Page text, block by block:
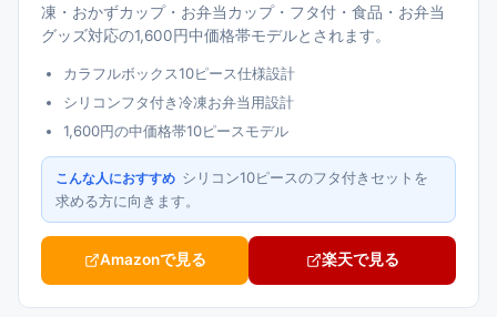
凍・おかずカップ・お弁当カップ・フタ付・食品・お弁当
グッズ対応の1,600円中価格帯モデルとされます。
カラフルボックス10ピース仕様設計
シリコンフタ付き冷凍お弁当用設計
1,600円の中価格帯10ピースモデル
こんな人におすすめ シリコン10ピースのフタ付きセットを
求める方に向きます。
Amazonで見る 楽天で見る